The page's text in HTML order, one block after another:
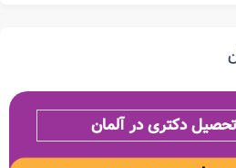
دکتری در آلمان